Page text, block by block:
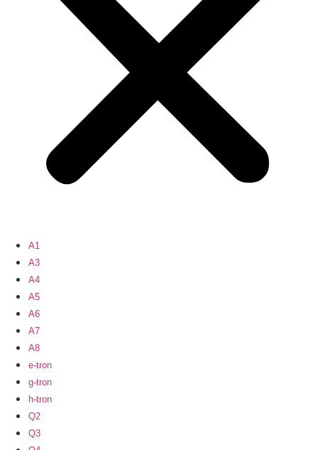
A1
A3
A4
A5
A6
A7
A8
e-tron
g-tron
h-tron
Q2
Q3